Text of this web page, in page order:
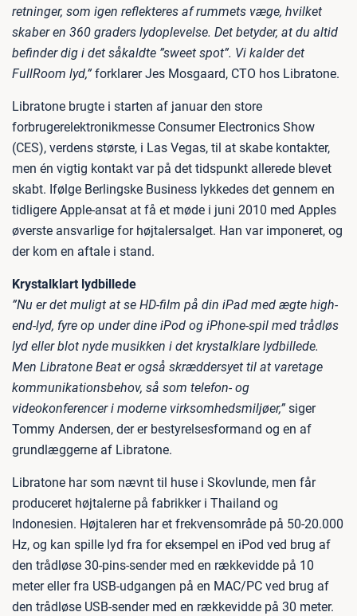
retninger, som igen reflekteres af rummets væge, hvilket
skaber en 360 graders lydoplevelse. Det betyder, at du altid
befinder dig i det såkaldte ”sweet spot”. Vi kalder det
FullRoom lyd,” forklarer Jes Mosgaard, CTO hos Libratone.
Libratone brugte i starten af januar den store
forbrugerelektronikmesse Consumer Electronics Show
(CES), verdens største, i Las Vegas, til at skabe kontakter,
men én vigtig kontakt var på det tidspunkt allerede blevet
skabt. Ifølge Berlingske Business lykkedes det gennem en
tidligere Apple-ansat at få et møde i juni 2010 med Apples
øverste ansvarlige for højtalersalget. Han var imponeret, og
der kom en aftale i stand.
Krystalklart lydbillede
”Nu er det muligt at se HD-film på din iPad med ægte high-
end-lyd, fyre op under dine iPod og iPhone-spil med trådløs
lyd eller blot nyde musikken i det krystalklare lydbillede.
Men Libratone Beat er også skræddersyet til at varetage
kommunikationsbehov, så som telefon- og
videokonferencer i moderne virksomhedsmiljøer,” siger
Tommy Andersen, der er bestyrelsesformand og en af
grundlæggerne af Libratone.
Libratone har som nævnt til huse i Skovlunde, men får
produceret højtalerne på fabrikker i Thailand og
Indonesien. Højtaleren har et frekvensområde på 50-20.000
Hz, og kan spille lyd fra for eksempel en iPod ved brug af
den trådløse 30-pins-sender med en rækkevidde på 10
meter eller fra USB-udgangen på en MAC/PC ved brug af
den trådløse USB-sender med en rækkevidde på 30 meter.